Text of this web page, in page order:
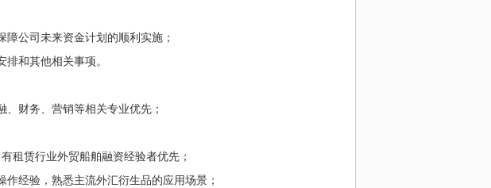
公司未来资金计划的顺利实施；
和其他相关事项。
财务、营销等相关专业优先；
租赁行业外贸船舶融资经验者优先；
经验，熟悉主流外汇衍生品的应用场景；